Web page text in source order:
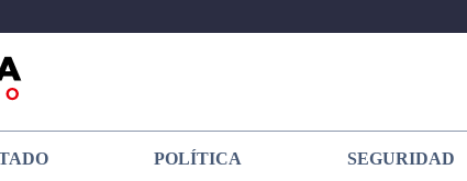
POLÍTICA SEGURIDAD